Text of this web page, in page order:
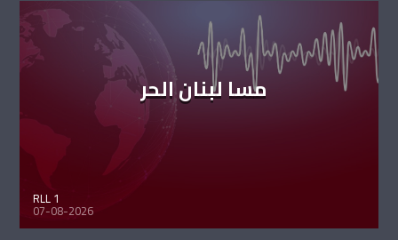
مسا لبنان الحر
RLL 1
07-08-2026